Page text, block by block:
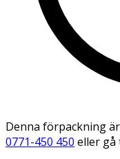
Denna förpackning
0771-450 450 eller gå